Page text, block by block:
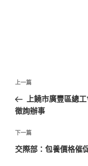
文
導
覽
上
一
篇
章
上一篇
上饒市廣豐區總
徵詢辦事
下
一
下一篇
交際部：包養價格催